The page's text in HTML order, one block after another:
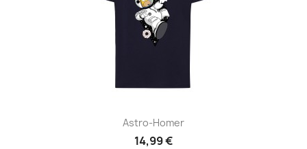
Astro-Homer
14,99 €